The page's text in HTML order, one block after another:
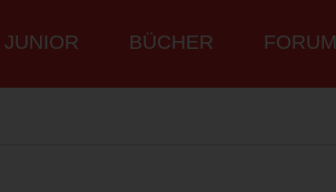
JUNIOR BÜCHER FORUM